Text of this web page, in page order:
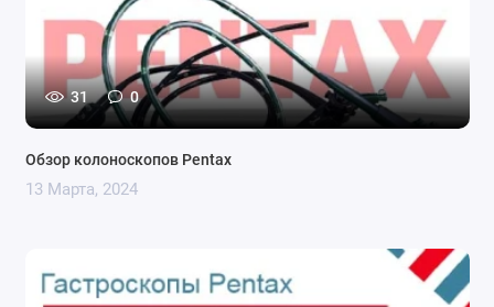
31 0
Обзор колоноскопов Pentax
13 Марта, 2024